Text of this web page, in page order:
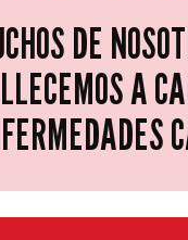
DE
A